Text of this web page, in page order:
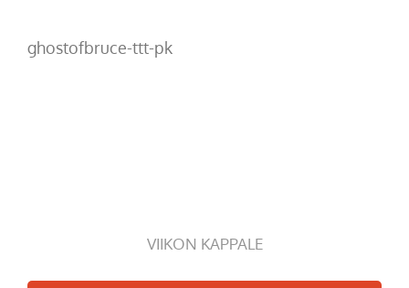
ghostofbruce-ttt-pk
VIIKON KAPPALE